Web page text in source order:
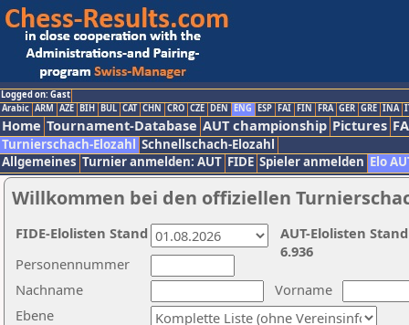
Logged on: Gast
Arabic ARM AZE BIH BUL CAT CHN CRO CZE DEN ENG ESP FAI FIN FRA GER GRE INA
Home Tournament-Database AUT championship Pictures
Turnierschach-Elozahl Schnellschach-Elozahl
Allgemeines Turnier anmelden: AUT FIDE Spieler anmelden Elo
Willkommen bei den offiziellen
Nachname
Vorname
Ebene
Personennummer
AUT-Elolisten
6.936
FIDE-Elolisten Stand